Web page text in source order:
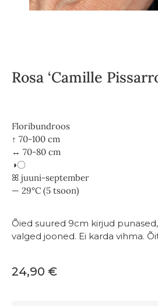
Rosa ‘Camille
Floribundroos
↑ 70-100 cm
↔ 70-80 cm
◑〇
ꕤ juuni-september
— 29°C (5 tsoon)
Õied suured 9cm kirjud
valged jooned. Ei karda vihma.
24,90 €